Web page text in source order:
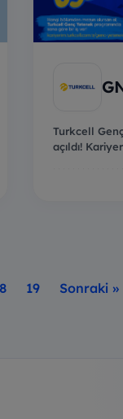
Turkcell
açıldı!
19 Sonraki »